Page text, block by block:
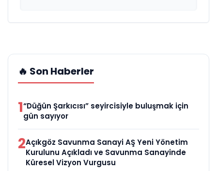
🔥 Son Haberler
1“Düğün Şarkıcısı” seyircisiyle buluşmak için
gün sayıyor
2Açıkgöz Savunma Sanayi AŞ Yeni Yönetim
Kurulunu Açıkladı ve Savunma Sanayinde
Küresel Vizyon Vurgusu